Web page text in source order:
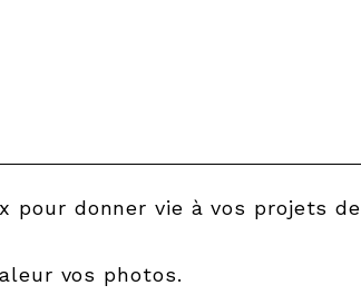
pour donner vie à vos projets de
vos photos.